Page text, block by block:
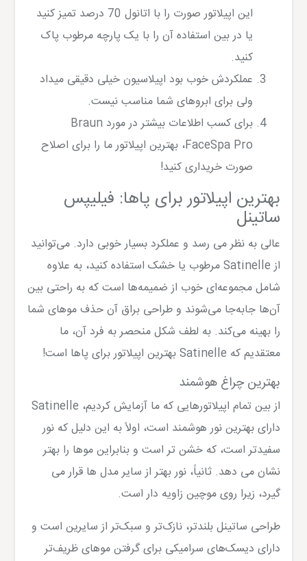
این اپیلاتور صورت را با اتانول 70 درصد تمیز کنید
یا در بین استفاده آن را با یک پارچه مرطوب پاک
کنید.
عملکردش خوب بود اپیلاسیون خیلی دقیقی میداد
ولی برای ابروهای شما مناسب نیست.
برای کسب اطلاعات بیشتر در مورد Braun
FaceSpa Pro، بهترین اپیلاتور ما را برای اصلاح
صورت خریداری کنید!
بهترین اپیلاتور برای پاها: فیلیپس
ساتینل
عالی به نظر می رسد و عملکرد بسیار خوبی دارد. می‌توانید
از Satinelle مرطوب یا خشک استفاده کنید، به علاوه
شامل مجموعه‌ای خوب از ضمیمه‌ها است که به راحتی بین
آن‌ها جابه‌جا می‌شوند و طراحی براق آن حذف موهای شما
را بهینه می‌کند. به لطف شکل منحصر به فرد آن، ما
معتقدیم که Satinelle بهترین اپیلاتور برای پاها است!
بهترین چراغ هوشمند
از بین تمام اپیلاتورهایی که ما آزمایش کردیم، Satinelle
دارای بهترین نور هوشمند است، اولاً به این دلیل که نور
سفیدتر است، که خشن تر است و بنابراین موها را بهتر
نشان می دهد. ثانیاً، نور بهتر از سایر مدل ها قرار می
گیرد، زیرا روی موچین زاویه دار است.
طراحی ساتینل بلندتر، نازک‌تر و سبک‌تر از سایرین است و
دارای دیسک‌های سرامیکی برای گرفتن موهای ظریف‌تر